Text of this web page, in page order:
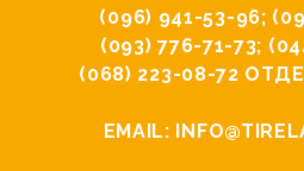
(096) 941-53-96;
(093) 776-71-73;
(068) 223-08-72
EMAIL: